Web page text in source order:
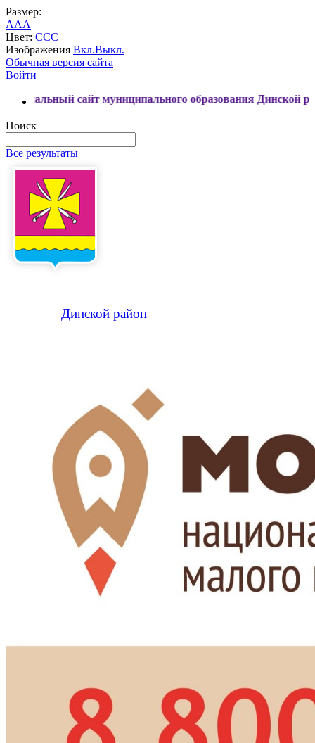
Размер:
AAA
Цвет: CCC
Изображения Вкл.Выкл.
Обычная версия сайта
Войти
сайт муниципального образования Динской район
Поиск
Все результаты
Динской район